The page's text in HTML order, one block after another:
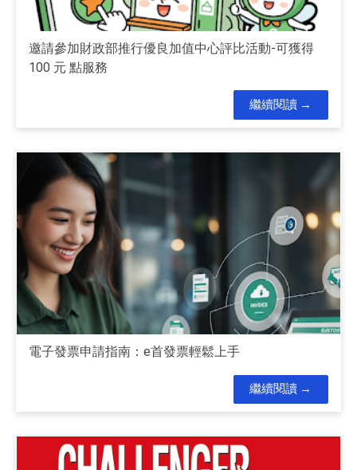
邀請參加財政部推行優良加值中心評比活動-可獲得
100 元 點服務
繼續閱讀
電子發票申請指南：e首發票輕鬆上手
繼續閱讀